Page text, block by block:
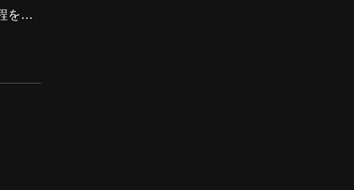
を追
ライ
グに